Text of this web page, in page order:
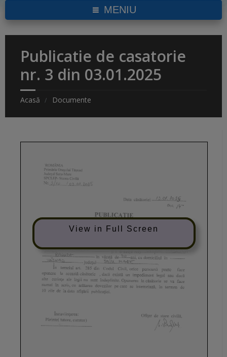
MENIU
Publicatie de casatorie
nr. 3 din 03.01.2025
Acasă Documente
View in Full Screen